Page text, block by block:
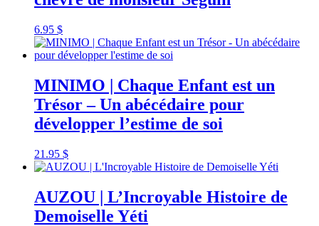
6.95 $
MINIMO | Chaque Enfant est un
Trésor – Un abécédaire pour
développer l’estime de soi
21.95 $
AUZOU | L’Incroyable Histoire de
Demoiselle Yéti